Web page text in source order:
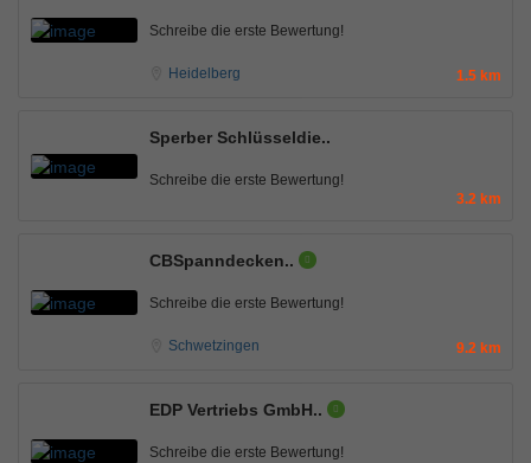
Schreibe die erste Bewertung!
Heidelberg 1.5 km
Sperber Schlüsseldie..
Schreibe die erste Bewertung!
3.2 km
CBSpanndecken..
Schreibe die erste Bewertung!
Schwetzingen 9.2 km
EDP Vertriebs GmbH..
Schreibe die erste Bewertung!